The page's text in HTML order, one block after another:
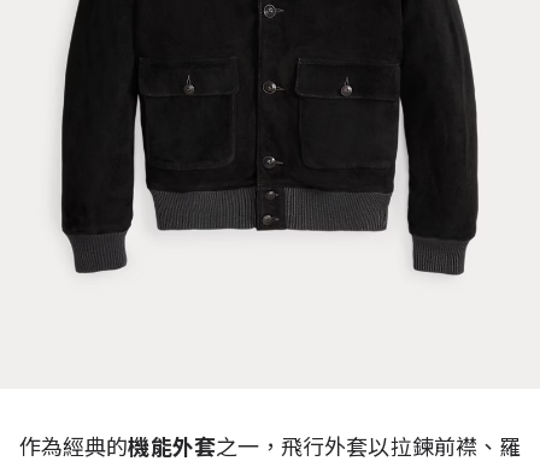
作為經典的機能外套之一，飛行外套以拉鍊前襟、羅